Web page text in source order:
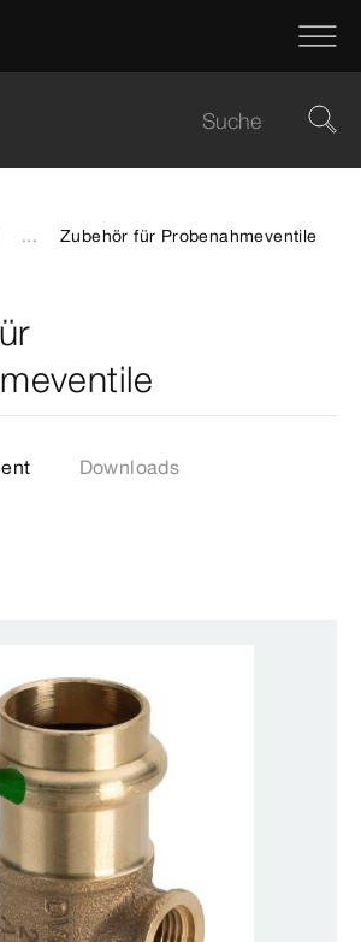
... Zubehör für Probenahmeventile
Downloads